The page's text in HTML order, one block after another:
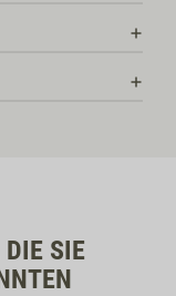
DIE SIE